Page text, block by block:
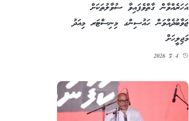
އަހަރެއްވާން ގާތްވެފައިވާ ސުވާލުތަކަށް
ޖަވާބުދެއްވަން ހައުސިންގ މިނިސްޓަރ މިއަދު
މަޖިލީހަށް
4 މޭ 2026